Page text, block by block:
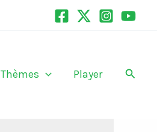
Thèmes Player